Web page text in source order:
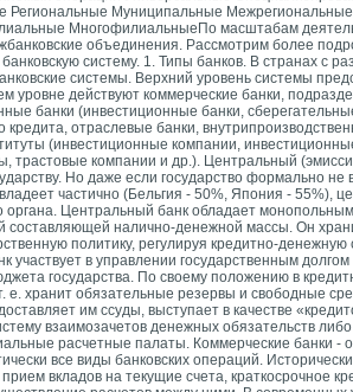
Региональные Муниципальные
МногофилиальныеПо масштабам
объединения. Рассмотрим более
систему. 1. Типы банков. В странах с
системы. Верхний уровень системы
уровне действуют коммерческие банки,
банки (инвестиционные банки,
кредита, отраслевые банки,
(инвестиционные компании,
трастовые компании и др.). Центральный
Но даже если государство формально
частично (Бельгия - 50%, Япония - 55%),
органа. Центральный банк обладает
составляющей налично-денежной массы. Он
политику, регулируя кредитно-
участвует в управлении государственным
государства. По своему положению в
е. хранит обязательные резервы и свободные
им ссуды, выступает в качестве
взаимозачетов денежных обязательств
расчетные палаты. Коммерческие банки -
все виды банковских операций.
вкладов на текущие счета, краткосрочное